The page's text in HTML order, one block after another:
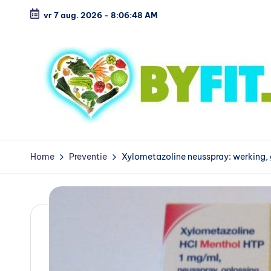
vr 7 aug. 2026 - 8:06:49 AM
B
i
l
en
voordelig
Home Preventie Xylometazoline neusspray: werking,